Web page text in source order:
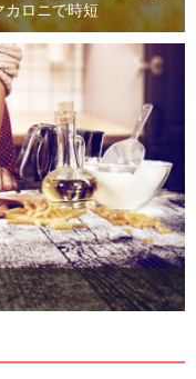
カロニで時短